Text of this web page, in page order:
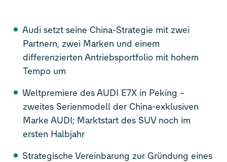
Audi setzt seine China-Strategie mit zwei
Partnern, zwei Marken und einem
differenzierten Antriebsportfolio mit hohem
Tempo um
Weltpremiere des AUDI E7X in Peking –
zweites Serienmodell der China-exklusiven
Marke AUDI; Marktstart des SUV noch im
ersten Halbjahr
Strategische Vereinbarung zur Gründung eines